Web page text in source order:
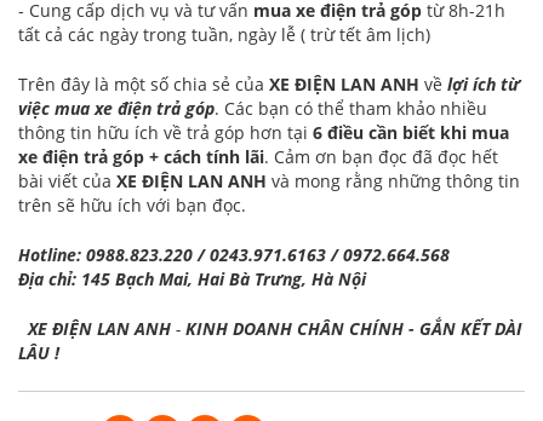
- Cung cấp dịch vụ và tư vấn mua xe điện trả góp từ 8h-21h
tất cả các ngày trong tuần, ngày lễ ( trừ tết âm lịch)
Trên đây là một số chia sẻ của XE ĐIỆN LAN ANH về lợi ích từ
việc mua xe điện trả góp. Các bạn có thể tham khảo nhiều
thông tin hữu ích về trả góp hơn tại 6 điều cần biết khi mua
xe điện trả góp + cách tính lãi. Cảm ơn bạn đọc đã đọc hết
bài viết của XE ĐIỆN LAN ANH và mong rằng những thông tin
trên sẽ hữu ích với bạn đọc.
Hotline: 0988.823.220 / 0243.971.6163 / 0972.664.568
Địa chỉ: 145 Bạch Mai, Hai Bà Trưng, Hà Nội
XE ĐIỆN LAN ANH - KINH DOANH CHÂN CHÍNH - GẮN KẾT DÀI
LÂU !